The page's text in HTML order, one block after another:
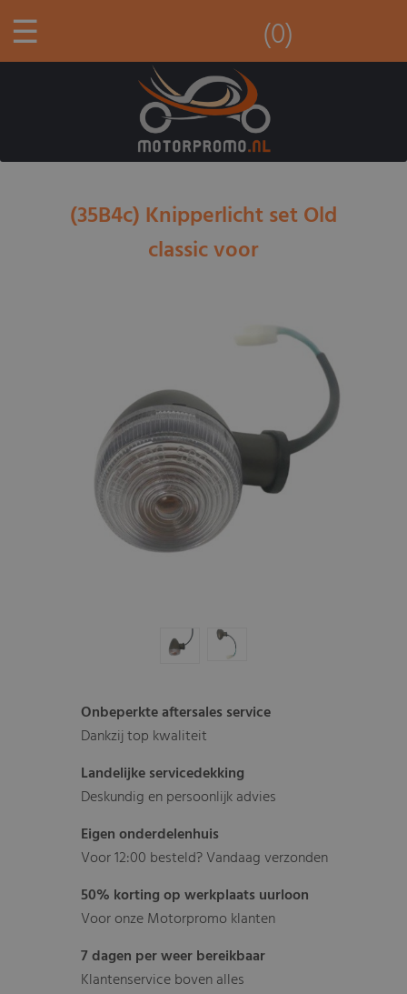
☰ (0)
(35B4c) Knipperlicht set Old
classic voor
Onbeperkte aftersales service
Dankzij top kwaliteit
Landelijke servicedekking
Deskundig en persoonlijk advies
Eigen onderdelenhuis
Voor 12:00 besteld? Vandaag verzonden
50% korting op werkplaats uurloon
Voor onze Motorpromo klanten
7 dagen per weer bereikbaar
Klantenservice boven alles